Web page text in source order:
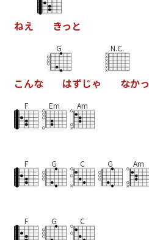
ねえ きっ と
こんな
G
はずじゃ
N.C.
なかっ
F Em Am
F G C G Am
F G C